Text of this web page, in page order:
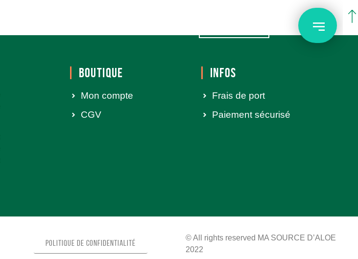
BOUTIQUE
Mon compte
CGV
INFOS
Frais de port
Paiement sécurisé
Politique de confidentialité
© All rights reserved MA SOURCE D’ALOE
2022